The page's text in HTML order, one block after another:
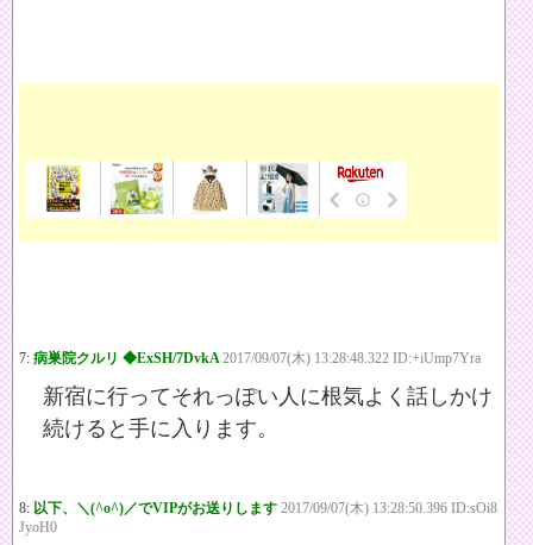
7: 病巣院クルリ ◆ExSH/7DvkA2017/09/07(木) 13:28:48.322 ID:+iUmp7Yra
新宿に行ってそれっぽい人に根気よく話しかけ
続けると手に入ります。
8: 以下、＼(^o^)／でVIPがお送りします 2017/09/07(木) 13:28:50.396 ID:sOi8
JyoH0